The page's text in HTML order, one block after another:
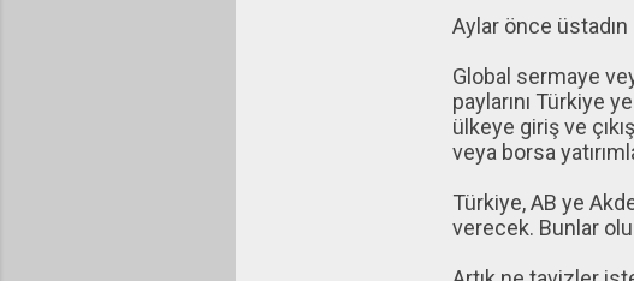
Aylar önce üstadın
Global sermaye
paylarını Türkiye
ülkeye giriş ve
veya borsa
Türkiye, AB ye
verecek. Bunlar